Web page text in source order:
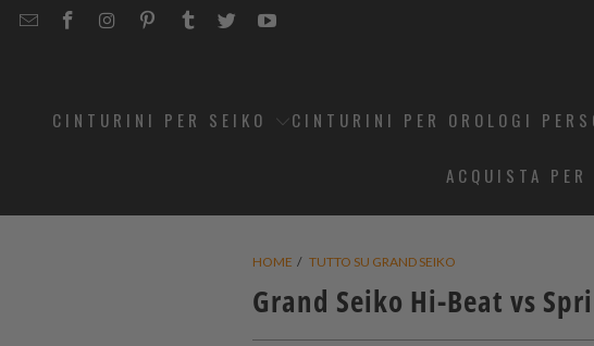
EMAILSTRAPCODE
STRAPCODE
STRAPCODE
STRAPCODE
STRAPCODE
STRAPCODE
CINTURINI PER SEIKO CINTURINI PER OROLOGI
ACQUISTA PER
HOME / TUTTO SU GRAND SEIKO
Grand Seiko Hi-Beat vs